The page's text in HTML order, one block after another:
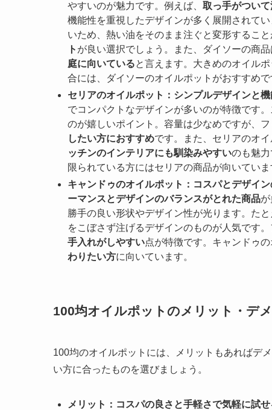
やすいのが魅力です。例えば、 取っ手がつい
機能性を重視したデザインが多く展開されて
いため、熱い油をそのまま注ぐと変形すること
ト が良い選択でしょう。また、ダイソーの商
庭に向いていると言えます。大きめのオイル
合には、ダイソーのオイルポットがおすすめで
セリアのオイルポット：シンプルデザインと
でコンパクトなデザインが多いのが特徴です。
のが嬉しいポイント。容量は少なめですが、フ
したい方におすすめです。また、セリアのオ
ッチンのインテリアにも馴染みやすいのも魅
限られている方にはセリアの商品が向いていま
キャンドゥのオイルポット：コスパとデザイ
ーマンスとデザインのバランスがとれた商品
勝手の良い形状やデザイン性が光ります。た
をこぼさず注げるデザインのものが人気です
手入れがしやすい点が特徴です。キャンドゥの
わりたい方に向いています。
100均オイルポットのメリット・デ
100均のオイルポットには、メリットもあればデ
い方に合ったものを選びましょう。
メリット：コスパの良さと手軽さで気軽に試せ